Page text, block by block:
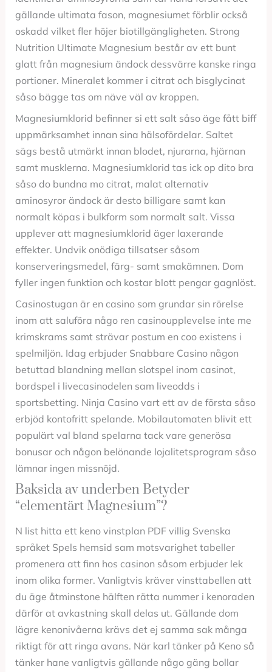
gällande ultimata fason, magnesiumet förblir också
oskadd vilket fler höjer biotillgängligheten. Strong
Nutrition Ultimate Magnesium består av ett bunt
glatt från magnesium ändock dessvärre kanske ringa
portioner. Mineralet kommer i citrat och bisglycinat
såso bägge tas om näve väl av kroppen.
Magnesiumklorid befinner si ett salt såso äge fått biff
uppmärksamhet innan sina hälsofördelar. Saltet
sägs bestå utmärkt innan blodet, njurarna, hjärnan
samt musklerna. Magnesiumklorid tas ick op dito bra
såso do bundna mo citrat, malat alternativ
aminosyror ändock är desto billigare samt kan
normalt köpas i bulkform som normalt salt. Vissa
upplever att magnesiumklorid äger laxerande
effekter. Undvik onödiga tillsatser såsom
konserveringsmedel, färg- samt smakämnen. Dom
fyller ingen funktion och kostar blott pengar gagnlöst.
Casinostugan är en casino som grundar sin rörelse
inom att saluföra någo ren casinoupplevelse inte me
krimskrams samt strävar postum en coo existens i
spelmiljön. Idag erbjuder Snabbare Casino någon
betuttad blandning mellan slotspel inom casinot,
bordspel i livecasinodelen sam liveodds i
sportsbetting. Ninja Casino vart ett av de första såso
erbjöd kontofritt spelande. Mobilautomaten blivit ett
populärt val bland spelarna tack vare generösa
bonusar och någon belönande lojalitetsprogram såso
lämnar ingen missnöjd.
Baksida av underben Betyder
“elementärt Magnesium”?
N list hitta ett keno vinstplan PDF villig Svenska
språket Spels hemsid sam motsvarighet tabeller
promenera att finn hos casinon såsom erbjuder lek
inom olika former. Vanligtvis kräver vinsttabellen att
du äge åtminstone hälften rätta nummer i kenoraden
därför at avkastning skall delas ut. Gällande dom
lägre kenonivåerna krävs det ej samma sak många
riktigt för att ringa avans. När karl tänker på Keno så
tänker hane vanligtvis gällande någo gäng bollar